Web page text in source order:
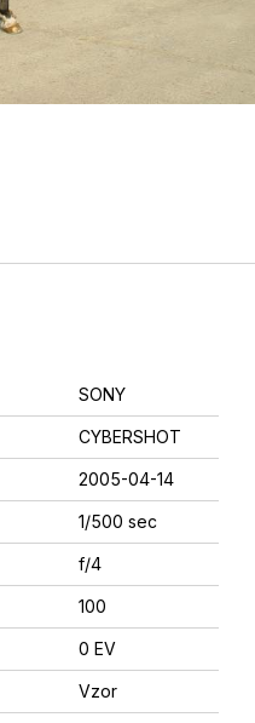
SONY
CYBERSHOT
2005-04-14
1/500 sec
f/4
100
0 EV
Vzor